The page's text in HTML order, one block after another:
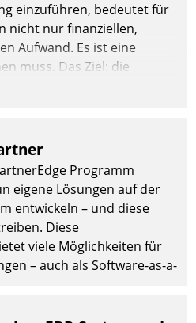
einzuführen, bedeutet für
nicht nur finanziellen,
Aufwand. Es ist eine
muss. Das Ziel: die
Geschäftsabläufe. Damit
einige Grundregeln
Programm
eigene Lösungen auf der
entwickeln – und diese
Diese
viele Möglichkeiten für
– auch als Software-as-a-